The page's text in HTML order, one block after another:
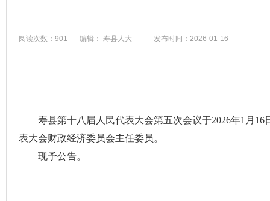
阅读次数：901 编辑： 寿县人大 发布时间：2026-01-16
寿县第十八届人民代表大会第五次会议于2026年1月
表大会财政经济委员会主任委员。
现予公告。